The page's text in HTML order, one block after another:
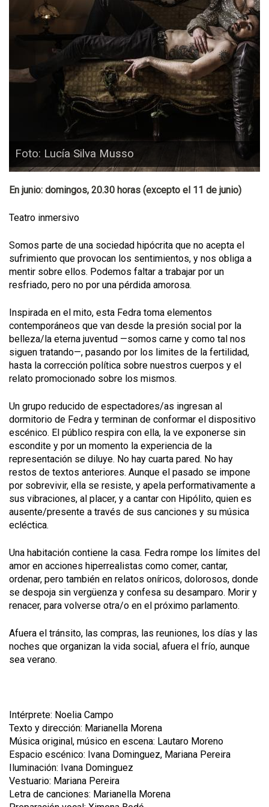
Foto: Lucía Silva Musso
En junio: domingos, 20.30 horas (excepto el 11 de junio)
Teatro inmersivo
Somos parte de una sociedad hipócrita que no acepta el
sufrimiento que provocan los sentimientos, y nos obliga a
mentir sobre ellos. Podemos faltar a trabajar por un
resfriado, pero no por una pérdida amorosa.
Inspirada en el mito, esta Fedra toma elementos
contemporáneos que van desde la presión social por la
belleza/la eterna juventud —somos carne y como tal nos
siguen tratando—, pasando por los limites de la fertilidad,
hasta la corrección política sobre nuestros cuerpos y el
relato promocionado sobre los mismos.
Un grupo reducido de espectadores/as ingresan al
dormitorio de Fedra y terminan de conformar el dispositivo
escénico. El público respira con ella, la ve exponerse sin
escondite y por un momento la experiencia de la
representación se diluye. No hay cuarta pared. No hay
restos de textos anteriores. Aunque el pasado se impone
por sobrevivir, ella se resiste, y apela performativamente a
sus vibraciones, al placer, y a cantar con Hipólito, quien es
ausente/presente a través de sus canciones y su música
ecléctica.
Una habitación contiene la casa. Fedra rompe los límites del
amor en acciones hiperrealistas como comer, cantar,
ordenar, pero también en relatos oníricos, dolorosos, donde
se despoja sin vergüenza y confesa su desamparo. Morir y
renacer, para volverse otra/o en el próximo parlamento.
Afuera el tránsito, las compras, las reuniones, los días y las
noches que organizan la vida social, afuera el frío, aunque
sea verano.
Intérprete: Noelia Campo
Texto y dirección: Marianella Morena
Música original, músico en escena: Lautaro Moreno
Espacio escénico: Ivana Dominguez, Mariana Pereira
Iluminación: Ivana Dominguez
Vestuario: Mariana Pereira
Letra de canciones: Marianella Morena